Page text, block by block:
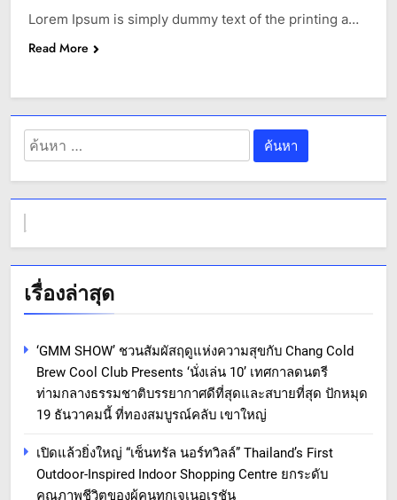
Lorem Ipsum is simply dummy text of the printing a…
Read More
ค้นหา
สำหรับ:
เรื่องล่าสุด
‘GMM SHOW’ ชวนสัมผัสฤดูแห่งความสุขกับ Chang Cold
Brew Cool Club Presents ‘นั่งเล่น 10’ เทศกาลดนตรี
ท่ามกลางธรรมชาติบรรยากาศดีที่สุดและสบายที่สุด ปักหมุด
19 ธันวาคมนี้ ที่ทองสมบูรณ์คลับ เขาใหญ่
เปิดแล้วยิ่งใหญ่ “เซ็นทรัล นอร์ทวิลล์” Thailand’s First
Outdoor-Inspired Indoor Shopping Centre ยกระดับ
คุณภาพชีวิตของผู้คนทุกเจเนอเรชัน